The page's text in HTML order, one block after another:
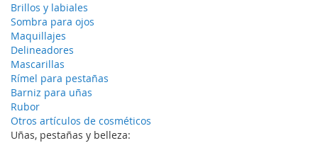
Brillos y labiales
Sombra para ojos
Maquillajes
Delineadores
Mascarillas
Rímel para pestañas
Barniz para uñas
Rubor
Otros artículos de cosméticos
Uñas, pestañas y belleza: